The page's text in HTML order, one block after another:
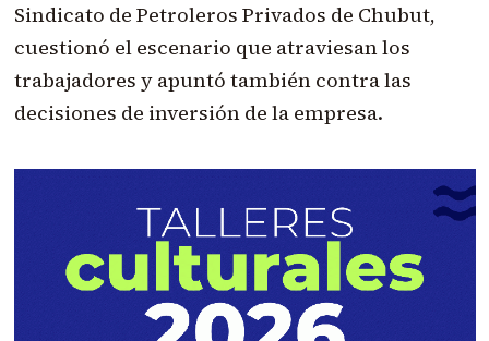
Sindicato de Petroleros Privados de Chubut,
cuestionó el escenario que atraviesan los
trabajadores y apuntó también contra las
decisiones de inversión de la empresa.